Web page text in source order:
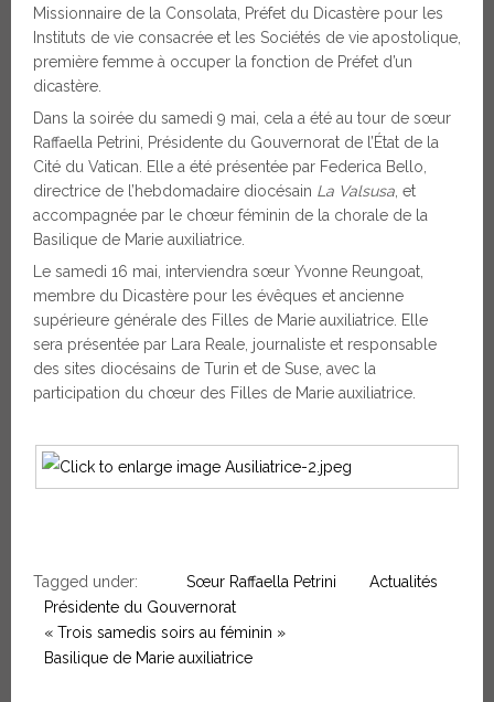
Missionnaire de la Consolata, Préfet du Dicastère pour les
Instituts de vie consacrée et les Sociétés de vie apostolique,
première femme à occuper la fonction de Préfet d’un
dicastère.
Dans la soirée du samedi 9 mai, cela a été au tour de sœur
Raffaella Petrini, Présidente du Gouvernorat de l’État de la
Cité du Vatican. Elle a été présentée par Federica Bello,
directrice de l’hebdomadaire diocésain La Valsusa, et
accompagnée par le chœur féminin de la chorale de la
Basilique de Marie auxiliatrice.
Le samedi 16 mai, interviendra sœur Yvonne Reungoat,
membre du Dicastère pour les évêques et ancienne
supérieure générale des Filles de Marie auxiliatrice. Elle
sera présentée par Lara Reale, journaliste et responsable
des sites diocésains de Turin et de Suse, avec la
participation du chœur des Filles de Marie auxiliatrice.
Tagged under: Sœur Raffaella Petrini
Actualités
Présidente du Gouvernorat
« Trois samedis soirs au féminin »
Basilique de Marie auxiliatrice